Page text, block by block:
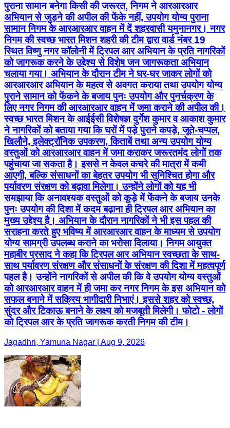
पुराना सामान बनेगा किसी की जरूरत, निगम ने आरआरआर
अभियान से जुड़ने की अपील की फेंके नहीं, उपयोग योग्य पुराना
सामान निगम के आरआरआर वाहन में दें शहरवासी यमुनानगर। नगर
निगम की स्वच्छ भारत मिशन शहरी की टीम द्वारा वार्ड नंबर 19
स्थित विष्णु नगर कॉलोनी में ट्रिपल आर अभियान के प्रति नागरिकों
को जागरूक करने के उद्देश्य से विशेष जन जागरूकता अभियान
चलाया गया। अभियान के दौरान टीम ने घर-घर जाकर लोगों को
आरआरआर अभियान के महत्व से अवगत कराया तथा उपयोग योग्य
पुराने सामान को फेंकने के बजाय पुनः उपयोग और पुनर्चक्रण के
लिए नगर निगम की आरआरआर वाहन में जमा कराने की अपील की।
स्वच्छ भारत मिशन के आईईसी विशेषज्ञ दुर्गेश कुमार व आकाश कुमार
ने नागरिकों को बताया गया कि घरों में पड़े पुराने कपड़े, जूते-चप्पल,
खिलौने, इलेक्ट्रॉनिक उपकरण, किताबें तथा अन्य उपयोग योग्य
वस्तुओं को आरआरआर वाहन में जमा कराकर जरूरतमंद लोगों तक
पहुंचाया जा सकता है। इससे न केवल कचरे की मात्रा में कमी
आएगी, बल्कि संसाधनों का बेहतर उपयोग भी सुनिश्चित होगा और
पर्यावरण संरक्षण को बढ़ावा मिलेगा। उन्होंने लोगों को यह भी
समझाया कि अनावश्यक वस्तुओं को कूड़े में फेंकने के बजाय उनके
पुनः उपयोग की दिशा में कदम बढ़ाना ही ट्रिपल आर अभियान का
मुख्य उद्देश्य है। अभियान के दौरान नागरिकों ने भी इस पहल की
सराहना करते हुए भविष्य में आरआरआर वाहन के माध्यम से उपयोग
योग्य सामग्री उपलब्ध कराने का भरोसा दिलाया। निगम आयुक्त
महाबीर प्रसाद ने कहा कि ट्रिपल आर अभियान स्वच्छता के साथ-
साथ पर्यावरण संरक्षण और संसाधनों के संरक्षण की दिशा में महत्वपूर्ण
पहल है। उन्होंने नागरिकों से अपील की कि वे उपयोग योग्य वस्तुओं
को आरआरआर वाहन में ही जमा कर नगर निगम के इस अभियान को
सफल बनाने में सक्रिय भागीदारी निभाएं। इससे शहर को स्वच्छ,
सुंदर और टिकाऊ बनाने के लक्ष्य को मजबूती मिलेगी। फोटो - लोगों
को ट्रिपल आर के प्रति जागरूक करती निगम की टीम।
Jagadhri, Yamuna Nagar | Aug 9, 2026